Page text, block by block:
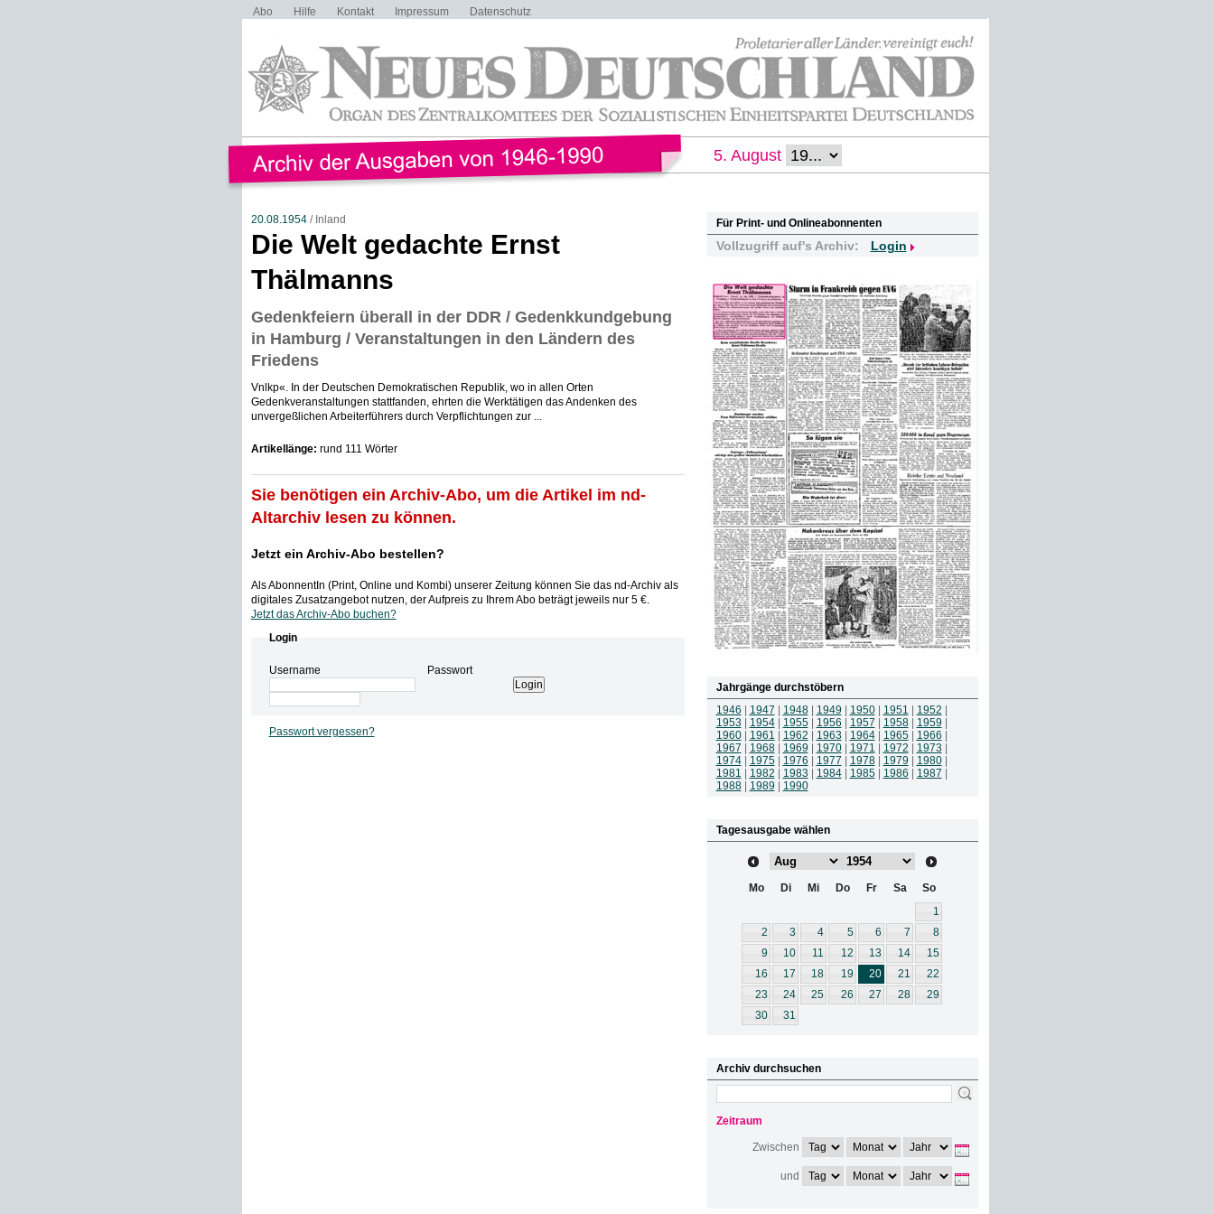
Abo Hilfe Kontakt Impressum Datenschutz
5. August
20.08.1954/ Inland
Die Welt gedachte Ernst
Thälmanns
Gedenkfeiern überall in der DDR / Gedenkkundgebung
in Hamburg / Veranstaltungen in den Ländern des
Friedens
Vnlkp«. In der Deutschen Demokratischen Republik, wo in allen Orten
Gedenkveranstaltungen stattfanden, ehrten die Werktätigen das Andenken des
unvergeßlichen Arbeiterführers durch Verpflichtungen zur ...
Artikellänge: rund 111 Wörter
Sie benötigen ein Archiv-Abo, um die Artikel im nd-
Altarchiv lesen zu können.
Jetzt ein Archiv-Abo bestellen?
Als AbonnentIn (Print, Online und Kombi) unserer Zeitung können Sie das nd-Archiv als
digitales Zusatzangebot nutzen, der Aufpreis zu Ihrem Abo beträgt jeweils nur 5 €.
Jetzt das Archiv-Abo buchen?
Login
Username Passwort
Passwort vergessen?
Für Print- und Onlineabonnenten
Vollzugriff auf's Archiv: Login
Jahrgänge durchstöbern
1946
1947 1948| 1949 1950| 1951 1952
1953
1954| 1955| 1956 1957 1958| 1959
1960| 1961 1962 1963 1964| 1965| 1966
1967
1968| 1969 1970| 1971 1972 1973
1974| 1975| 1976 1977 1978| 1979 1980|
1981
1982 1983 1984| 1985| 1986 1987
1988| 1989 1990
Tagesausgabe wählen
Mo Di Mi Do Fr Sa
So
1
2
3 4 5 6 7
8
9
10 11 12 13 14
15
16
17 18 19 20 21
22
23
24 25 26 27 28
29
30
31
Archiv durchsuchen
Zeitraum
Zwischen
und